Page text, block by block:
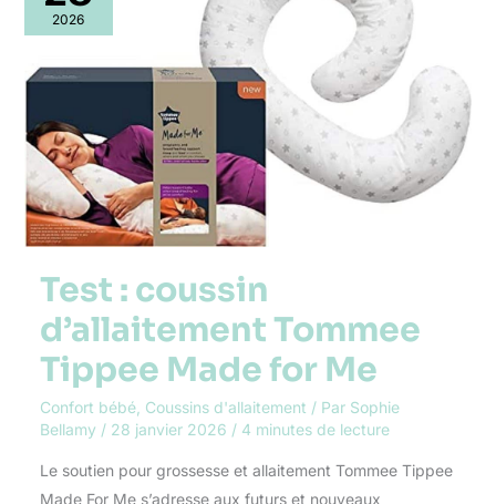
2026
Test : coussin
d’allaitement Tommee
Tippee Made for Me
Confort bébé, Coussins d'allaitement / Par Sophie
Bellamy / 28 janvier 2026 / 4 minutes de lecture
Le soutien pour grossesse et allaitement Tommee Tippee
Made For Me s’adresse aux futurs et nouveaux
d’allaitement
Tommee
Made
Me